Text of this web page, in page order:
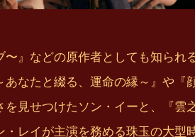
』などの原作者としても知られ
なたと綴る、運命の縁～』や『
見せつけたソン・イーと、『雲
レイが主演を務める珠玉の大型